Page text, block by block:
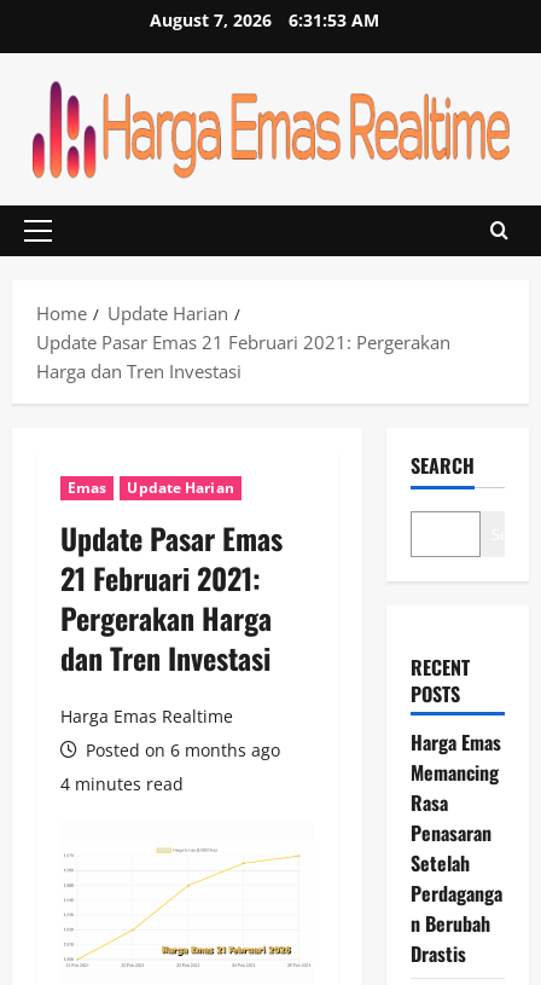
August 7, 2026 6:31:54 AM
Primary
Home
Update Harian
Update Pasar Emas 21 Februari 2021: Pergerakan
Harga dan Tren Investasi
Emas Update Harian
Update Pasar Emas
21 Februari 2021:
Pergerakan Harga
dan Tren Investasi
Harga Emas Realtime
Posted on 6 months ago
4 minutes read
SEARCH
RECENT
POSTS
Harga Emas
Memancing
Rasa
Penasaran
Setelah
Perdaganga
n Berubah
Drastis